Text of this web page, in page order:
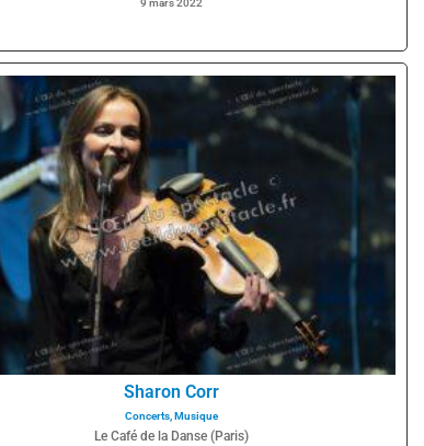
9 mars 2022
Sharon Corr
Concerts, Musique
Le Café de la Danse (Paris)